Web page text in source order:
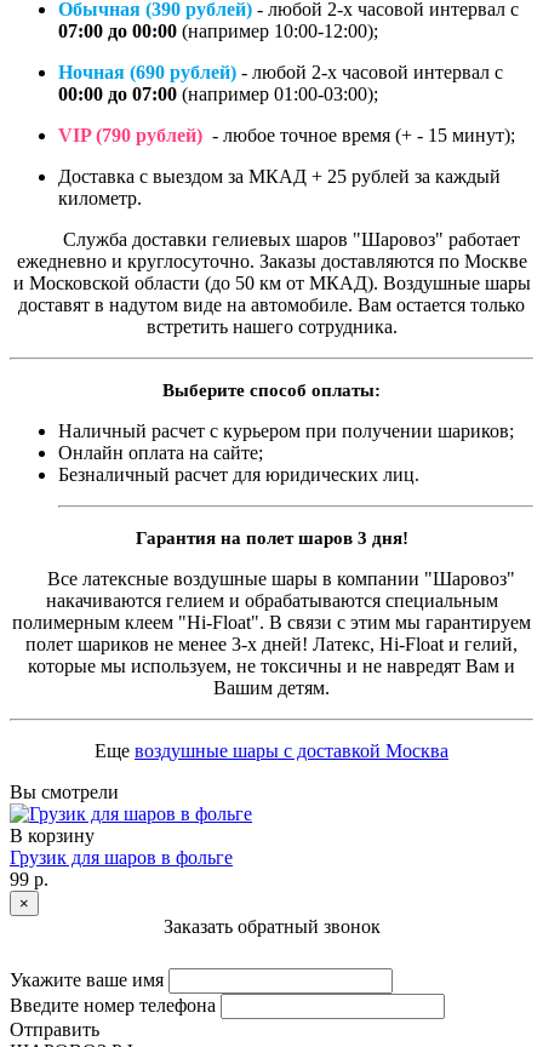
Обычная (390 рублей) - любой 2-х часовой интервал с
07:00 до 00:00 (например 10:00-12:00);
Ночная (690 рублей) - любой 2-х часовой интервал с
00:00 до 07:00 (например 01:00-03:00);
VIP (790 рублей) - любое точное время (+ - 15 минут);
Доставка с выездом за МКАД + 25 рублей за каждый
километр.
Служба доставки гелиевых шаров "Шаровоз" работает
ежедневно и круглосуточно. Заказы доставляются по Москве
и Московской области (до 50 км от МКАД). Воздушные шары
доставят в надутом виде на автомобиле. Вам остается только
встретить нашего сотрудника.
Выберите способ оплаты:
Наличный расчет с курьером при получении шариков;
Онлайн оплата на сайте;
Безналичный расчет для юридических лиц.
Гарантия на полет шаров 3 дня!
Все латексные воздушные шары в компании "Шаровоз"
накачиваются гелием и обрабатываются специальным
полимерным клеем "Hi-Float". В связи с этим мы гарантируем
полет шариков не менее 3-х дней! Латекс, Hi-Float и гелий,
которые мы используем, не токсичны и не навредят Вам и
Вашим детям.
Еще воздушные шары с доставкой Москва
Вы смотрели
В корзину
Грузик для шаров в фольге
99 р.
×
Заказать обратный звонок
Укажите ваше имя
Введите номер телефона
Отправить